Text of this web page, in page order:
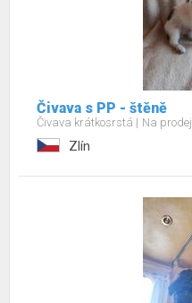
Čivava s PP - štěně
Čivava krátkosrstá Na prodej
Zlín